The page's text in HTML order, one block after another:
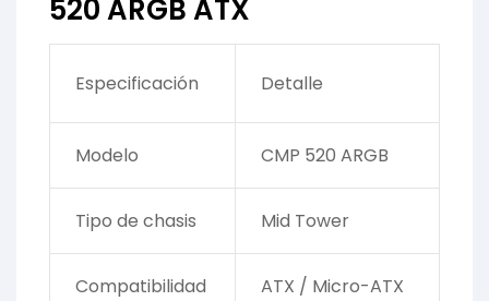
520 ARGB ATX
Especificación Detalle
Modelo CMP 520 ARGB
Tipo de chasis Mid Tower
Compatibilidad
ATX / Micro-ATX